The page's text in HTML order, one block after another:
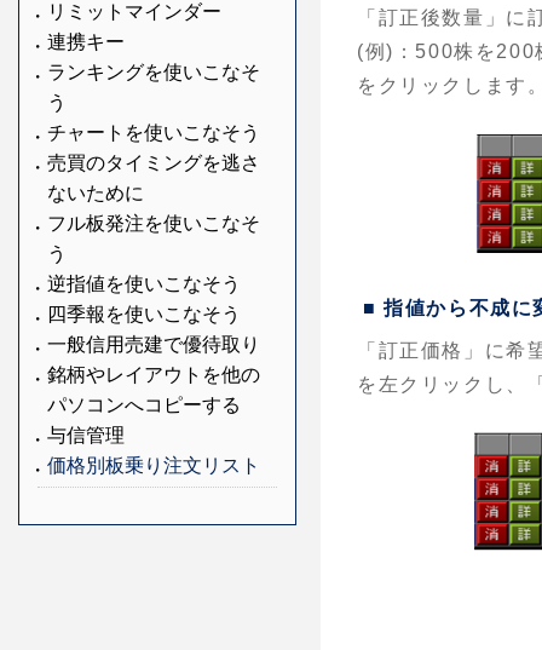
リミットマインダー
連携キー
ランキングを使いこなそ
う
チャートを使いこなそう
売買のタイミングを逃さ
ないために
フル板発注を使いこなそ
う
逆指値を使いこなそう
四季報を使いこなそう
一般信用売建で優待取り
銘柄やレイアウトを他の
パソコンへコピーする
与信管理
価格別板乗り注文リスト
「訂正後数量」に
(例)：500株を200
をクリックします
■ 指値から不成に
「訂正価格」に
を左クリックし、